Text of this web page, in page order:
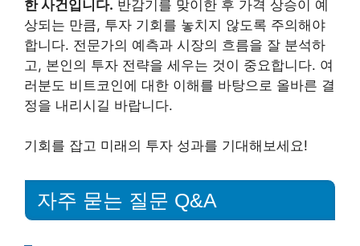
한 사건입니다. 반감기를 맞이한 후 가격 상승이 예
상되는 만큼, 투자 기회를 놓치지 않도록 주의해야
합니다. 전문가의 예측과 시장의 흐름을 잘 분석하
고, 본인의 투자 전략을 세우는 것이 중요합니다. 여
러분도 비트코인에 대한 이해를 바탕으로 올바른 결
정을 내리시길 바랍니다.
기회를 잡고 미래의 투자 성과를 기대해보세요!
자주 묻는 질문 Q&A